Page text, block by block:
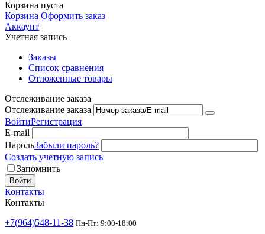
Корзина пуста
Корзина Оформить заказ
Аккаунт
Учетная запись
Заказы
Список сравнения
Отложенные товары
Отслеживание заказа
Отслеживание заказа
ВойтиРегистрация
E-mail
ПарольЗабыли пароль?
Создать учетную запись
Запомнить
Войти
Контакты
Контакты
+7(964)548-11-38 Пн-Пт: 9:00-18:00